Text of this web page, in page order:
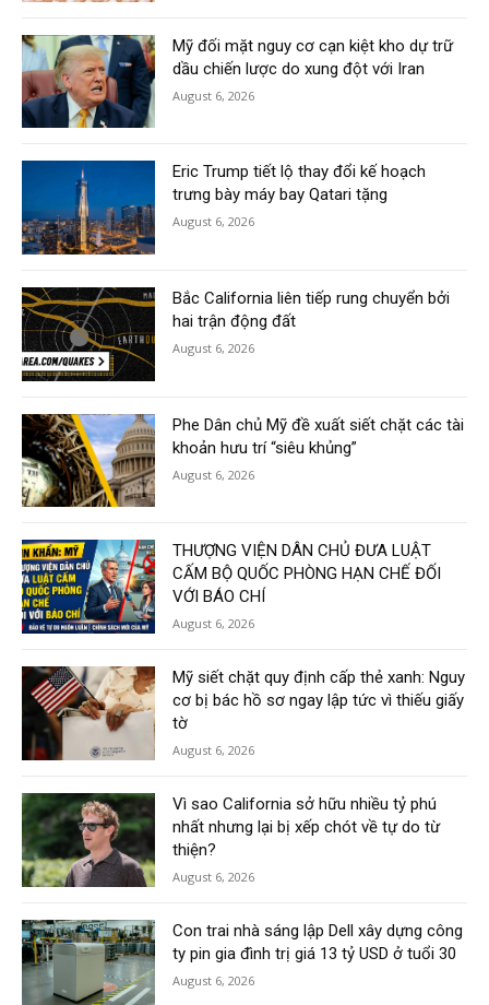
Mỹ đối mặt nguy cơ cạn kiệt kho dự trữ
dầu chiến lược do xung đột với Iran
August 6, 2026
Eric Trump tiết lộ thay đổi kế hoạch
trưng bày máy bay Qatari tặng
August 6, 2026
Bắc California liên tiếp rung chuyển bởi
hai trận động đất
August 6, 2026
Phe Dân chủ Mỹ đề xuất siết chặt các tài
khoản hưu trí “siêu khủng”
August 6, 2026
THƯỢNG VIỆN DÂN CHỦ ĐƯA LUẬT
CẤM BỘ QUỐC PHÒNG HẠN CHẾ ĐỐI
VỚI BÁO CHÍ
August 6, 2026
Mỹ siết chặt quy định cấp thẻ xanh: Nguy
cơ bị bác hồ sơ ngay lập tức vì thiếu giấy
tờ
August 6, 2026
Vì sao California sở hữu nhiều tỷ phú
nhất nhưng lại bị xếp chót về tự do từ
thiện?
August 6, 2026
Con trai nhà sáng lập Dell xây dựng công
ty pin gia đình trị giá 13 tỷ USD ở tuổi 30
August 6, 2026